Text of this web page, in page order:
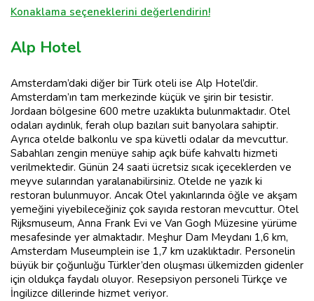
Konaklama seçeneklerini değerlendirin!
Alp Hotel
Amsterdam’daki diğer bir Türk oteli ise Alp Hotel’dir.
Amsterdam’ın tam merkezinde küçük ve şirin bir tesistir.
Jordaan bölgesine 600 metre uzaklıkta bulunmaktadır. Otel
odaları aydınlık, ferah olup bazıları suit banyolara sahiptir.
Ayrıca otelde balkonlu ve spa küvetli odalar da mevcuttur.
Sabahları zengin menüye sahip açık büfe kahvaltı hizmeti
verilmektedir. Günün 24 saati ücretsiz sıcak içeceklerden ve
meyve sularından yaralanabilirsiniz. Otelde ne yazık ki
restoran bulunmuyor. Ancak Otel yakınlarında öğle ve akşam
yemeğini yiyebileceğiniz çok sayıda restoran mevcuttur. Otel
Rijksmuseum, Anna Frank Evi ve Van Gogh Müzesine yürüme
mesafesinde yer almaktadır. Meşhur Dam Meydanı 1,6 km,
Amsterdam Museumplein ise 1,7 km uzaklıktadır. Personelin
büyük bir çoğunluğu Türkler’den oluşması ülkemizden gidenler
için oldukça faydalı oluyor. Resepsiyon personeli Türkçe ve
İngilizce dillerinde hizmet veriyor.